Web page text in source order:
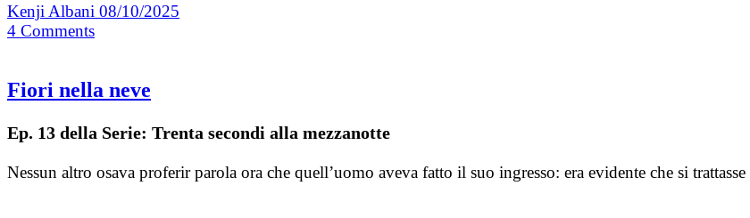
Kenji Albani 08/10/2025
4 Comments
Fiori nella neve
Ep. 13 della Serie: Trenta secondi alla mezzanotte
Nessun altro osava proferir parola ora che quell’uomo aveva fatto il suo ingresso: era evidente che si